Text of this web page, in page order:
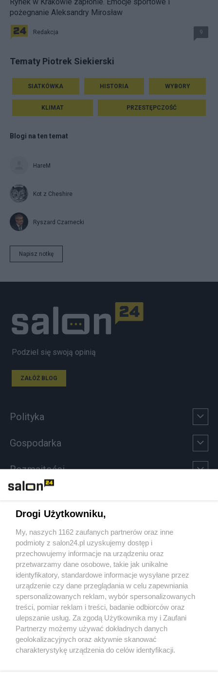
Rynek w Krakowie zapłonie. Emocje sportowe i
pożegnanie Aleksandry Mirosław
Redakcja 9
Tematy Piotrek Siekierski
SIATKÓWKA HISTORIA WYBORY
KLIMAT PRZESTĘPCZOŚĆ
Blogi na ten temat
HareM
Kot z Cheshire
Ryszard Czarnecki
Napisz notkę
Podziel się swoją opinią
ZAŁÓŻ BLOG
Polityka
Gospodarka
Rozmaitości
Sport
Społeczeństwo
Kultura
X Facebook Instagram Youtube
Drogi Użytkowniku,
My, naszych 1162 zaufanych partnerów oraz inne
podmioty z salon24.pl uzyskujemy dostęp i
przechowujemy informacje na urządzeniu oraz
przetwarzamy dane osobowe, takie jak unikalne
identyfikatory, standardowe informacje wysyłane przez
urządzenie czy dane przeglądania w celu zapewniania
spersonalizowanych reklam, wybór spersonalizowanych
treści, pomiar reklam i treści, badanie odbiorców oraz
ulepszanie usług. Za zgodą Użytkownika my i Zaufani
Partnerzy możemy używać dokładnych danych
geolokalizacyjnych oraz aktywnie skanować
charakterystykę urządzenia do celów identyfikacji.